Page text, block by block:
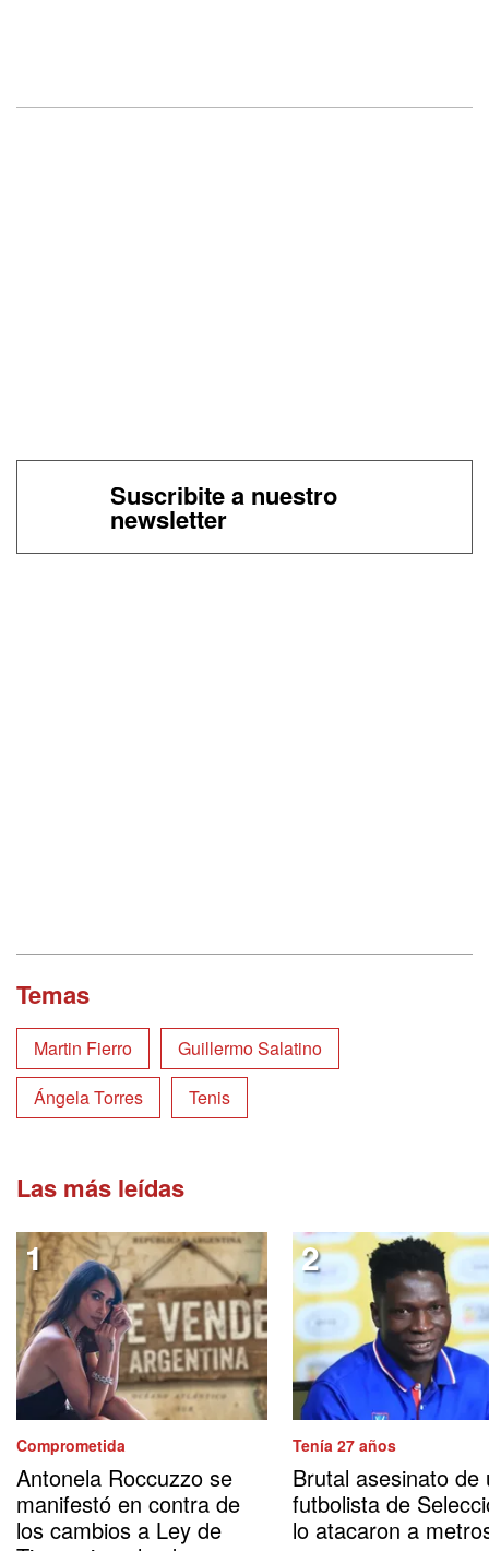
Suscribite a nuestro
newsletter
Temas
Martin Fierro
Guillermo Salatino
Ángela Torres
Tenis
Las más leídas
Comprometida
Antonela Roccuzzo se
manifestó en contra de
los cambios a Ley de
Tenía 27 años
Brutal asesinato de
futbolista de
lo atacaron a